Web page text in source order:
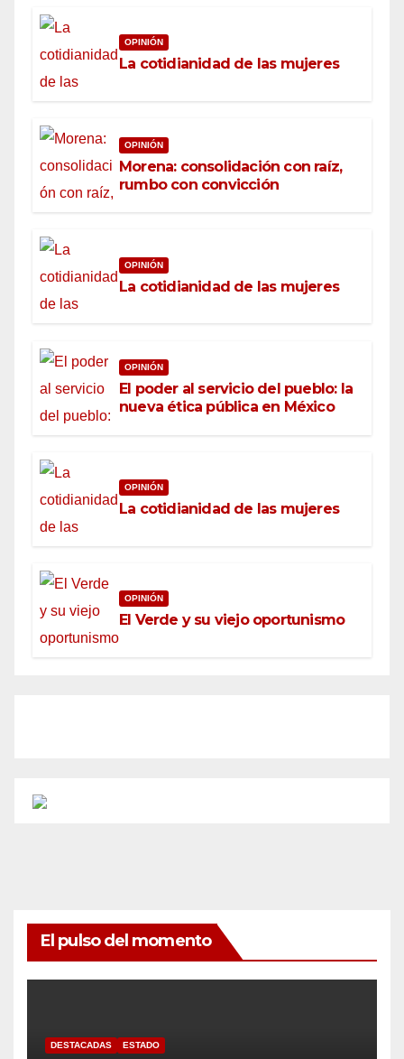
OPINIÓN
La cotidianidad de las mujeres
OPINIÓN
Morena: consolidación con raíz,
rumbo con convicción
OPINIÓN
La cotidianidad de las mujeres
OPINIÓN
El poder al servicio del pueblo: la
nueva ética pública en México
OPINIÓN
La cotidianidad de las mujeres
OPINIÓN
El Verde y su viejo oportunismo
El pulso del momento
DESTACADAS ESTADO